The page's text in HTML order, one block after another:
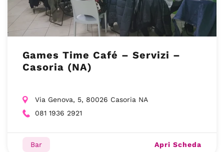
Games Time Café – Servizi –
Casoria (NA)
Via Genova, 5, 80026 Casoria NA
081 1936 2921
Bar Apri Scheda